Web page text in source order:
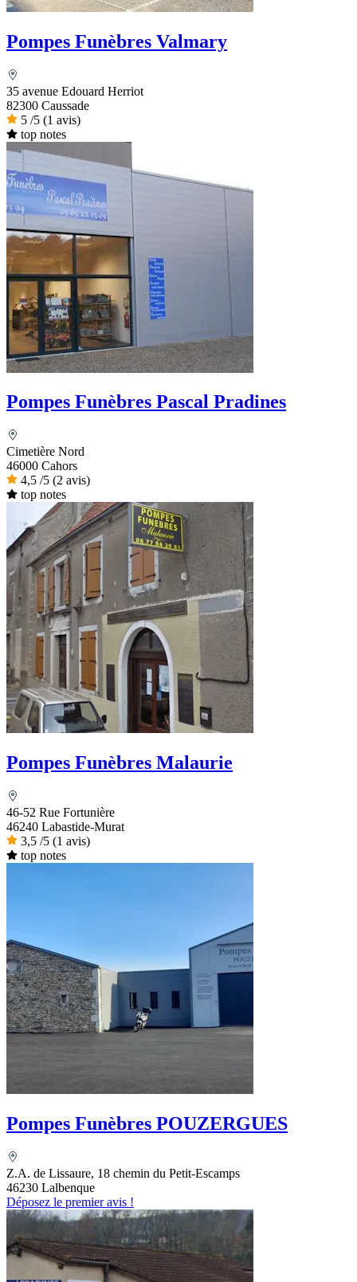
Pompes Funèbres Valmary
35 avenue Edouard Herriot
82300 Caussade
5 /5 (1 avis)
top notes
Pompes Funèbres Pascal Pradines
Cimetière Nord
46000 Cahors
4,5 /5 (2 avis)
top notes
Pompes Funèbres Malaurie
46-52 Rue Fortunière
46240 Labastide-Murat
3,5 /5 (1 avis)
top notes
Pompes Funèbres POUZERGUES
Z.A. de Lissaure, 18 chemin du Petit-Escamps
46230 Lalbenque
Déposez le premier avis !